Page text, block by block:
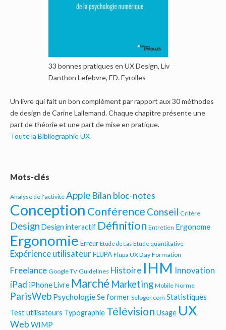
33 bonnes pratiques en UX Design, Liv
Danthon Lefebvre, ED. Eyrolles
Un livre qui fait un bon complément par rapport aux 30 méthodes
de design de Carine Lallemand. Chaque chapitre présente une
part de théorie et une part de mise en pratique.
Toute la Bibliographie UX
Mots-clés
Analyse de l'activité Apple Bilan bloc-notes
Conception Conférence Conseil Critère
Design Design interactif Définition Entretien Ergonome
Ergonomie Erreur Etude de cas Etude quantitative
Expérience utilisateur FLUPA Flupa UX Day Formation
Freelance Google TV Guidelines Histoire IHM Innovation
iPad iPhoneLivre Marché Marketing Mobile Norme
ParisWeb PsychologieSe former Seloger.com Statistiques
Test utilisateurs Typographie Télévision Usage UX
Web WIMP